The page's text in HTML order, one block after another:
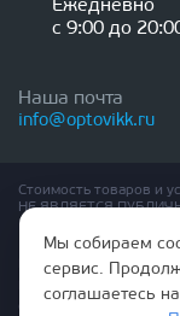
Ежедневно
с 9:00 до
Наша почта
info@optovikk.ru
Стоимость товаров и
НЕ ЯВЛЯЕТСЯ
Правила эксплутации
Политика обработки
Мы собираем
сервис.
соглашаетесь